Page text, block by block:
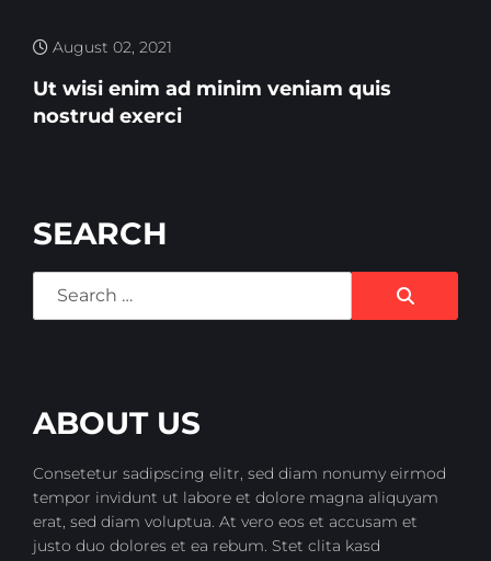
August 02, 2021
Ut wisi enim ad minim veniam quis
nostrud exerci
SEARCH
Search
ABOUT US
Consetetur sadipscing elitr, sed diam nonumy eirmod
tempor invidunt ut labore et dolore magna aliquyam
erat, sed diam voluptua. At vero eos et accusam et
justo duo dolores et ea rebum. Stet clita kasd